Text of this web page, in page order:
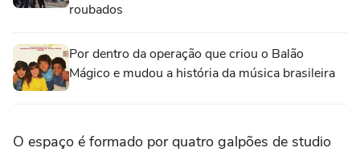
roubados
Por dentro da operação que criou o Balão
Mágico e mudou a história da música brasileira
O espaço é formado por quatro galpões de studio